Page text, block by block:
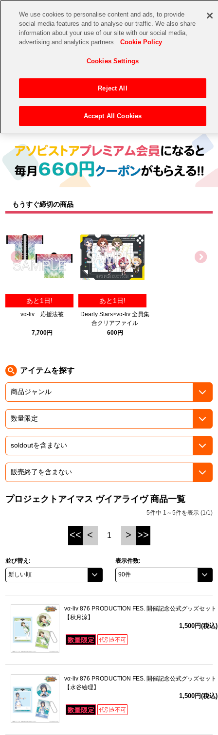
CHANNEL STORE EVENT
ゲーム 電子書籍
EVENT
ASOBI TICKET ASOBI STAGE
その他先行受付
プレミアム会員とは
アイドルマスターシリーズ
アイドルマスター
アイドルマスター ミリオンライブ！
アイドルマスター SideM
学園アイドルマスター
プロジェクトアイマス ヴイアライヴ
テイルズ オブ シリーズ
パックマン
ナムコクラシック
ガンダムシリーズ
ドラゴンボール
ラブライブ！シリーズ
ラブライブ！
ラブライブ！虹ヶ咲学園スクールアイドル同好会
ラブライブ！スーパースター!!
モフモフパレード
イベントグッズ
トイ・ホビー
アイドルマスター シリーズ> プロジェクトアイマス ヴイアライヴ
もうすぐ締切の商品
あと1日!
vα-liv 応援法被
7,700円
あと1日!
Dearly Stars×vα-liv 全員集
合クリアファイル
600円
アイテムを探す
プロジェクトアイマス ヴイアライヴ 商品一覧
5件中 1～5件を表示 (1/1)
<< < 1 > >>
並び替え: 表示件数:
vα-liv 876 PRODUCTION FES. 開催記念公式グッズセット
【秋月涼】
1,500円(税込)
vα-liv 876 PRODUCTION FES. 開催記念公式グッズセット
【水谷絵理】
1,500円(税込)
We use cookies to personalise content and ads, to provide
social media features and to analyse our traffic. We also share
information about your use of our site with our social media,
advertising and analytics partners.
Cookie Policy
Cookies Settings
Reject All
Accept All Cookies